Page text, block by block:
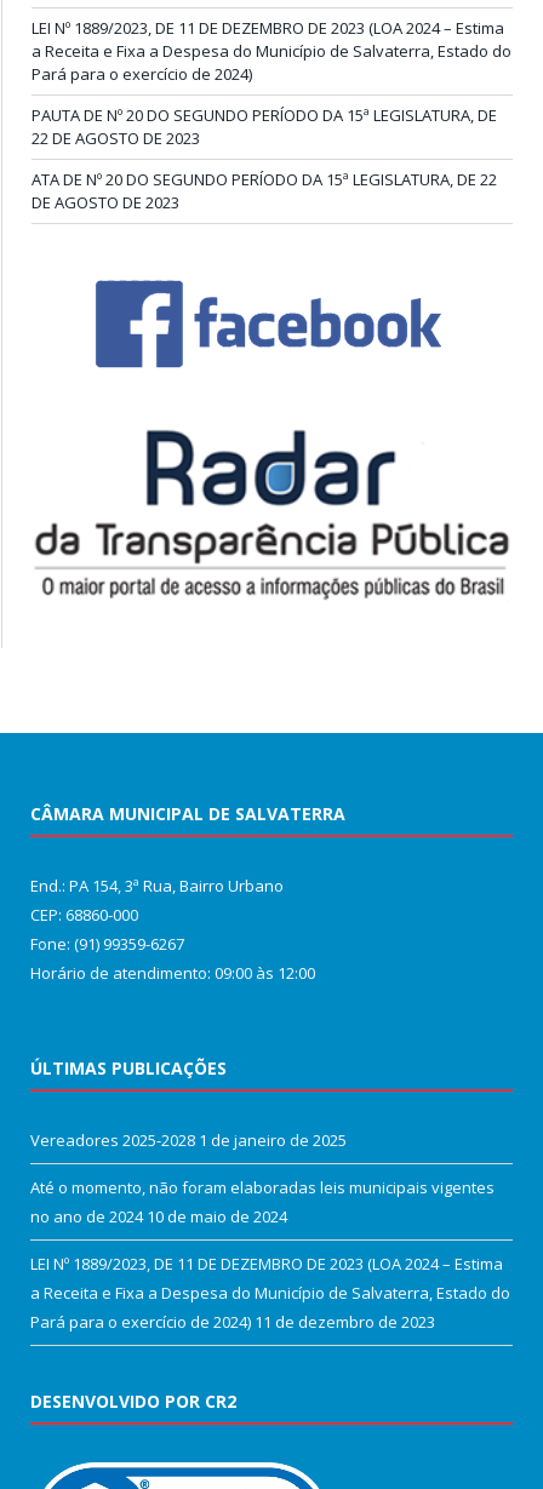
LEI Nº 1889/2023, DE 11 DE DEZEMBRO DE 2023 (LOA 2024 – Estima
a Receita e Fixa a Despesa do Município de Salvaterra, Estado do
Pará para o exercício de 2024)
PAUTA DE Nº 20 DO SEGUNDO PERÍODO DA 15ª LEGISLATURA, DE
22 DE AGOSTO DE 2023
ATA DE Nº 20 DO SEGUNDO PERÍODO DA 15ª LEGISLATURA, DE 22
DE AGOSTO DE 2023
CÂMARA MUNICIPAL DE SALVATERRA
End.: PA 154, 3ª Rua, Bairro Urbano
CEP: 68860‑000
Fone: (91) 99359-6267
Horário de atendimento: 09:00 às 12:00
ÚLTIMAS PUBLICAÇÕES
Vereadores 2025-2028 1 de janeiro de 2025
Até o momento, não foram elaboradas leis municipais vigentes
no ano de 2024 10 de maio de 2024
LEI Nº 1889/2023, DE 11 DE DEZEMBRO DE 2023 (LOA 2024 – Estima
a Receita e Fixa a Despesa do Município de Salvaterra, Estado do
Pará para o exercício de 2024) 11 de dezembro de 2023
DESENVOLVIDO POR CR2